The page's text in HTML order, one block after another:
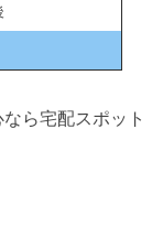
ら宅配スポット